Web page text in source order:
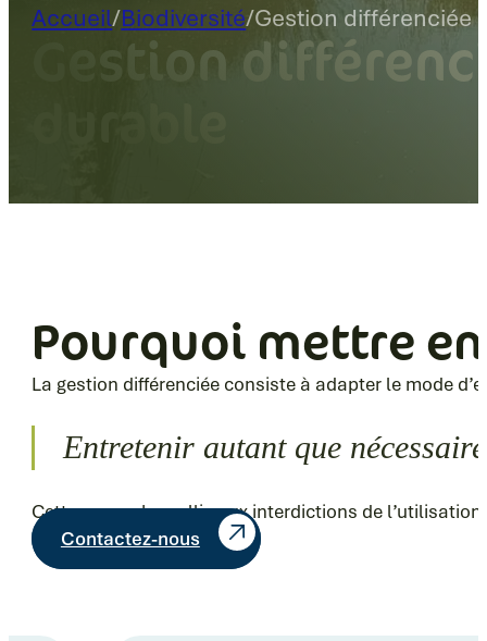
Accueil/Biodiversité/Gestion différenciée
Gestion
Pourquoi mettre
La gestion différenciée consiste à adapter le mode
Entretenir autant que
Cette approche pallie aux interdictions de
Contactez-nous